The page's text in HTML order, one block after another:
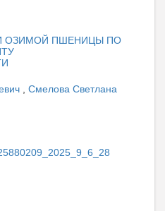
ОЗИМОЙ ПШЕНИЦЫ ПО
Смелова Светлана